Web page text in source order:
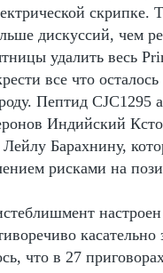
скрипке.
дискуссий, чем
удалить весь
все что осталось
Пептид CJC1295
Индийский
Барахнину,
рисками на
настроен
касательно
что в 27